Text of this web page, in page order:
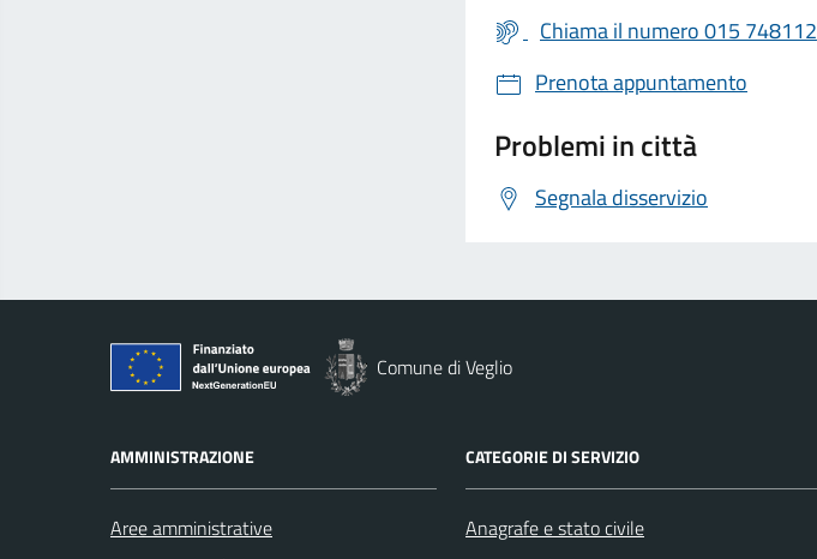
Chiama il numero 015 748112
Prenota appuntamento
Problemi in città
Segnala disservizio
Comune di Veglio
AMMINISTRAZIONE
Aree amministrative
CATEGORIE DI SERVIZIO
Anagrafe e stato civile